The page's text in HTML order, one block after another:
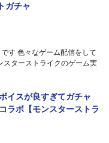
ガチャ
す 色々なゲーム配信をして
スターストライクのゲーム実
イスが良すぎてガチャ
ラボ【モンスターストラ